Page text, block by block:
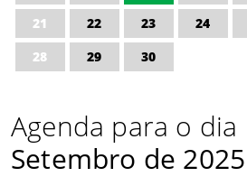
21
22 23 24
28
29 30
Agenda para o dia
Setembro de 2025